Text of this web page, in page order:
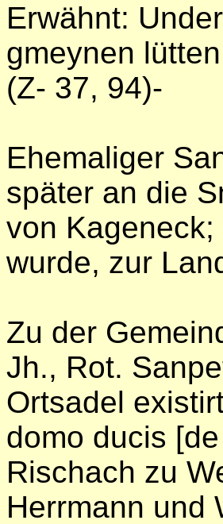
Erwähnt:
gmeynen
(Z- 37, 94)-
Ehemaliger
später an die
von
wurde, zur
Zu der
Jh., Rot.
Ortsadel
domo ducis
Rischach zu
Herrmann und